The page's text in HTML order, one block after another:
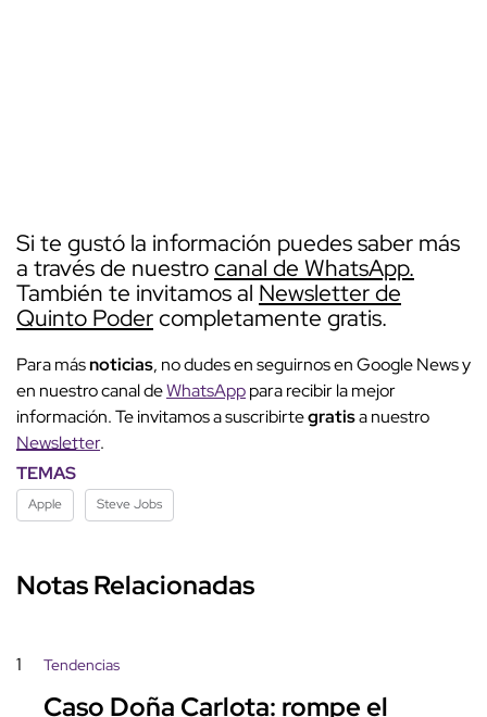
Si te gustó la información puedes saber más
a través de nuestrocanal de WhatsApp.
También te invitamos al Newsletter de
Quinto Podercompletamente gratis.
Para másnoticias, no dudes en seguirnos en Google News y
en nuestro canal deWhatsApppara recibir la mejor
información. Te invitamos a suscribirtegratisa nuestro
Newsletter.
TEMAS
Apple Steve Jobs
Notas Relacionadas
1 Tendencias
Caso Doña Carlota: rompe el